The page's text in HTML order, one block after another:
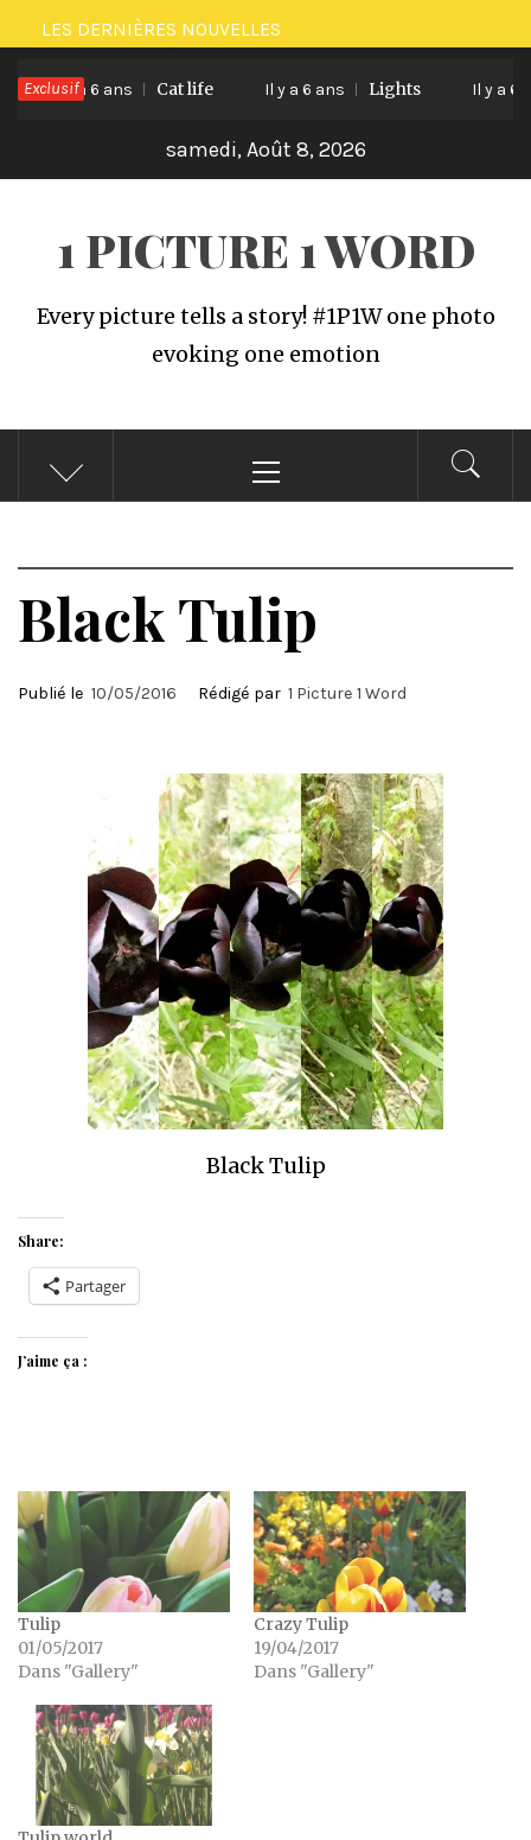
Passer
au
contenu
LES DERNIÈRES NOUVELLES
Exclusif
Il y a 6 ans Cat life Il y a 6 ans Lights Il y a 6
samedi, Août 8, 2026
1 PICTURE 1 WORD
Every picture tells a story! #1P1W one photo
evoking one emotion
principal
Black Tulip
Publié le 10/05/2016 Rédigé par 1 Picture 1 Word
Black Tulip
Share:
Partager
J’aime ça :
Tulip
01/05/2017
Dans "Gallery"
Crazy Tulip
19/04/2017
Dans "Gallery"